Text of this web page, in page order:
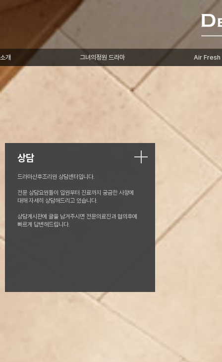
소개 그녀의정원 드라마 Air
상담
드라마산후조리원 상담센터입니다.
전문 상담요원들이 입원부터 진료까지 궁금한 사항에
대해 자세히 상담해드리고 있습니다.
상담게시판에 글을 남겨주시면 전문의료진과 협의후에
빠르게 답변해드립니다.